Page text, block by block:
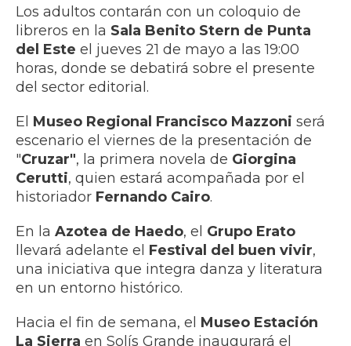
Los adultos contarán con un coloquio de
libreros en la Sala Benito Stern de Punta
del Este el jueves 21 de mayo a las 19:00
horas, donde se debatirá sobre el presente
del sector editorial.
El Museo Regional Francisco Mazzoni será
escenario el viernes de la presentación de
"Cruzar", la primera novela de Giorgina
Cerutti, quien estará acompañada por el
historiador Fernando Cairo.
En la Azotea de Haedo, el Grupo Erato
llevará adelante el Festival del buen vivir,
una iniciativa que integra danza y literatura
en un entorno histórico.
Hacia el fin de semana, el Museo Estación
La Sierra en Solís Grande inaugurará el